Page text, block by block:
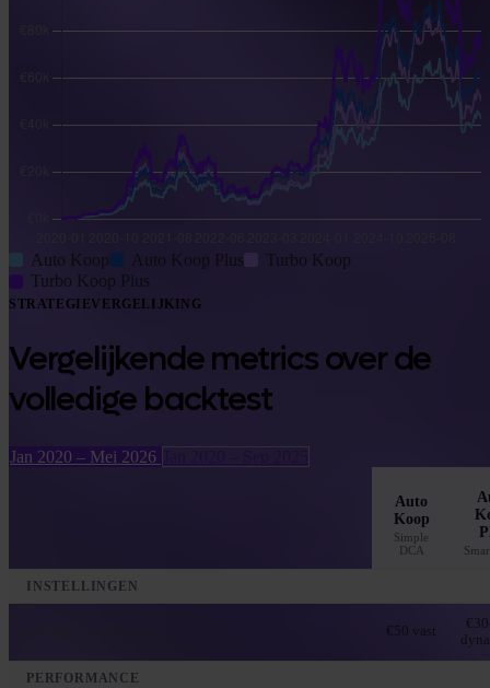
Auto Koop Auto Koop Plus
Turbo Koop
Turbo Koop Plus
STRATEGIEVERGELIJKING
Vergelijkende metrics over de
volledige backtest
Jan 2020 – Mei 2026
Auto
Koop
Simple
DCA
INSTELLINGEN
€50 vast
PERFORMANCE